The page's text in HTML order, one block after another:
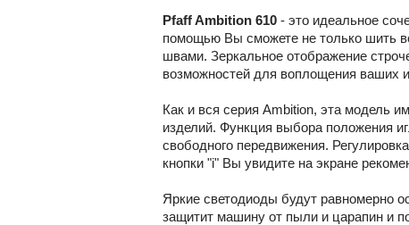
Pfaff Ambition 610 - это идеальное
помощью Вы сможете не только шить
швами. Зеркальное отображение
возможностей для воплощения ваших
Как и вся серия Ambition, эта модель
изделий. Функция выбора положения
свободного передвижения.
кнопки "i" Вы увидите на экране
Яркие светодиоды будут равномерно
защитит машину от пыли и царапин и